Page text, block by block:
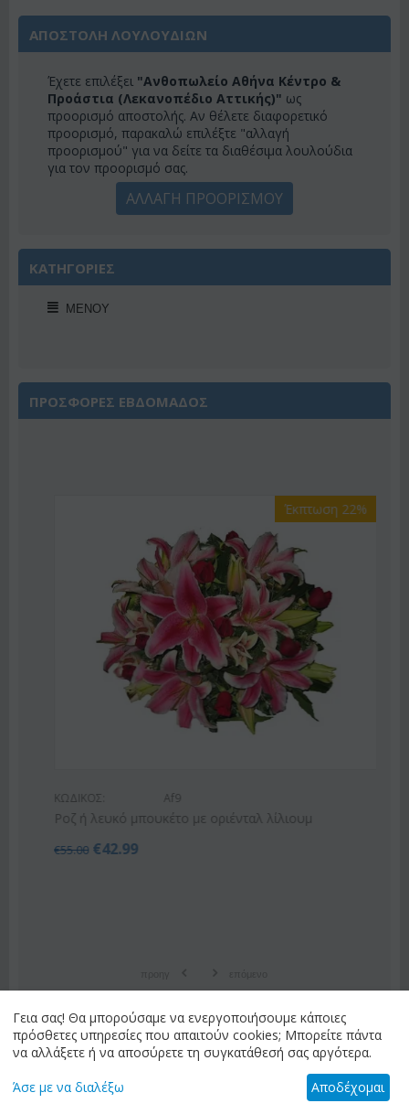
ΑΠΟΣΤΟΛΗ ΛΟΥΛΟΥΔΙΩΝ
Έχετε επιλέξει "Ανθοπωλείο Αθήνα Κέντρο &
Προάστια (Λεκανοπέδιο Αττικής)" ως
προορισμό αποστολής. Αν θέλετε διαφορετικό
προορισμό, παρακαλώ επιλέξτε "αλλαγή
προορισμού" για να δείτε τα διαθέσιμα λουλούδια
για τον προορισμό σας.
ΑΛΛΑΓΗ ΠΡΟΟΡΙΣΜΟΥ
ΚΑΤΗΓΟΡΙΕΣ
ΜΕΝΟΎ
ΠΡΟΣΦΟΡΕΣ ΕΒΔΟΜΑΔΟΣ
Έκπτωση 22%
ΚΩΔΙΚΟΣ: Af9
Ροζ ή λευκό μπουκέτο με οριένταλ λίλιουμ
55.00 € 42.99
ΕΝΗΜΕΡΩΤΙΚΟ ΔΕΛΤΙΟ
Εισάγετε την διεύθυνση e-mail για τη λήψη
Γεια σας! Θα μπορούσαμε να ενεργοποιήσουμε κάποιες
πρόσθετες υπηρεσίες που απαιτούν cookies; Μπορείτε πάντα
να αλλάξετε ή να αποσύρετε τη συγκατάθεσή σας αργότερα.
Άσε με να διαλέξω Αποδέχομαι